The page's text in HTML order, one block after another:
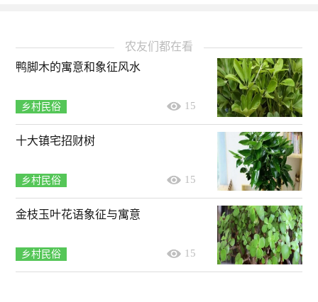
农友们都在看
鸭脚木的寓意和象征风水
乡村民俗 15
十大镇宅招财树
乡村民俗 15
金枝玉叶花语象征与寓意
乡村民俗 15